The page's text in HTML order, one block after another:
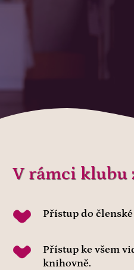
V rámci klubu
Přístup do členské
Přístup ke všem
knihovně.